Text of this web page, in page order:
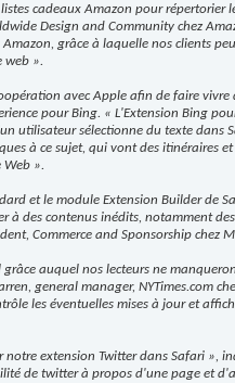
cadeaux Amazon pour
Design and Community chez
grâce à laquelle nos clients
web ».
avec Apple afin de faire
pour Bing. « L'Extension Bing
utilisateur sélectionne du texte dans
à ce sujet, qui vont des itinéraires
Web ».
et le module Extension Builder de
à des contenus inédits, notamment
Commerce and Sponsorship chez
auquel nos lecteurs ne
general manager, NYTimes.com
les éventuelles mises à jour et
extension Twitter dans Safari »,
de twitter à propos d'une page et